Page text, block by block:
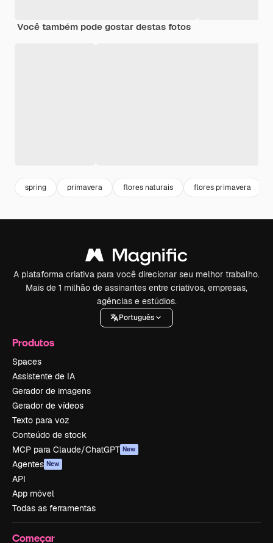
Você também pode gostar destas fotos
spring primavera flores naturais flores primavera
A plataforma criativa para você direcionar seu melhor trabalho.
Mais de 1 milhão de assinantes entre criativos, empresas,
agências e estúdios.
Português
Produtos
Spaces
Assistente de IA
Gerador de imagens
Gerador de vídeos
Texto para voz
Conteúdo de stock
MCP para Claude/ChatGPT New
Agentes New
API
App móvel
Todas as ferramentas
Começar